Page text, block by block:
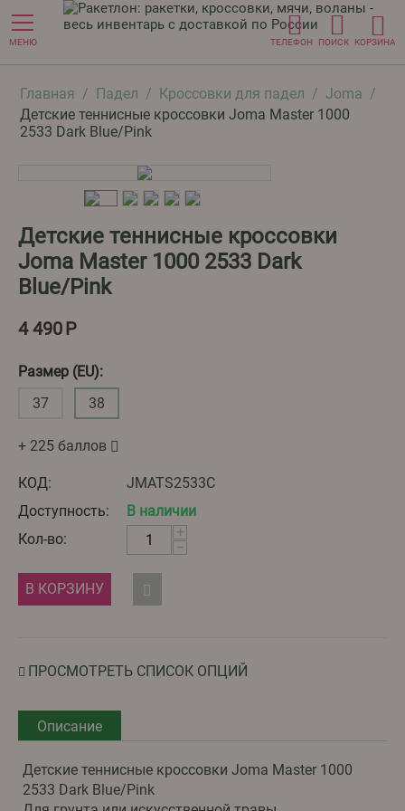
МЕНЮ ТЕЛЕФОН ПОИСК КОРЗИНА
Главная / Падел / Кроссовки для падел / Joma /
Детские теннисные кроссовки Joma Master 1000
2533 Dark Blue/Pink
Детские теннисные кроссовки
Joma Master 1000 2533 Dark
Blue/Pink
4 490Р
Размер (EU):
37
38
+ 225 баллов
КОД:
JMATS2533C
Доступность:
В наличии
Кол-во:
+
−
В КОРЗИНУ
ПРОСМОТРЕТЬ СПИСОК ОПЦИЙ
Описание
Детские теннисные кроссовки Joma Master 1000
2533 Dark Blue/Pink